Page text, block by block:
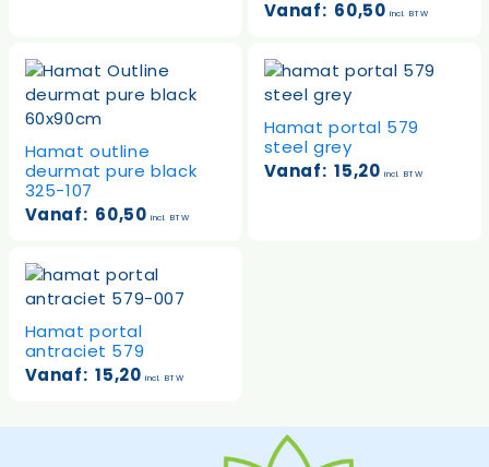
Vanaf: 60,50 incl. BTW
Hamat outline
deurmat pure black
325-107
Vanaf: 60,50 incl. BTW
Hamat portal 579
steel grey
Vanaf: 15,20 incl. BTW
Hamat portal
antraciet 579
Vanaf: 15,20 incl. BTW